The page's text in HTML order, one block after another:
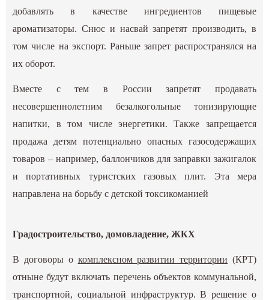
добавлять в качестве ингредиентов пищевые
ароматизаторы. Снюс и насвай запретят производить, в
том числе на экспорт. Раньше запрет распространялся на
их оборот.
Вместе с тем в России запретят продавать
несовершеннолетним безалкогольные тонизирующие
напитки, в том числе энергетики. Также запрещается
продажа детям потенциально опасных газосодержащих
товаров – например, баллончиков для заправки зажигалок
и портативных туристских газовых плит. Эта мера
направлена на борьбу с детской токсикоманией
Градостроительство, домовладение, ЖКХ
В договоры о комплексном развитии территории (КРТ)
отныне будут включать перечень объектов коммунальной,
транспортной, социальной инфраструктур. В решение о